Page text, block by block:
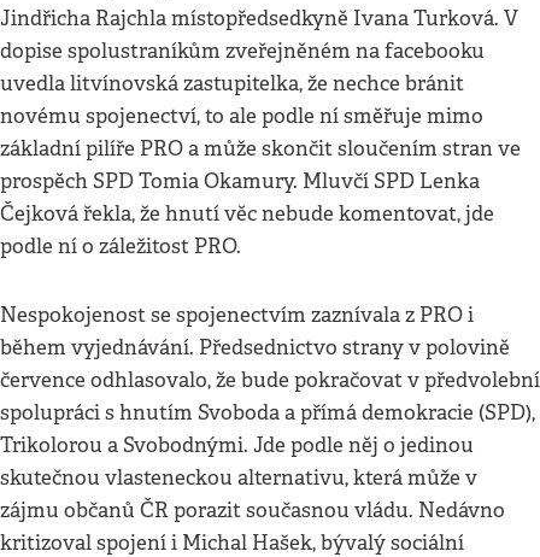
Jindřicha Rajchla místopředsedkyně Ivana Turková. V
dopise spolustraníkům zveřejněném na facebooku
uvedla litvínovská zastupitelka, že nechce bránit
novému spojenectví, to ale podle ní směřuje mimo
základní pilíře PRO a může skončit sloučením stran ve
prospěch SPD Tomia Okamury. Mluvčí SPD Lenka
Čejková řekla, že hnutí věc nebude komentovat, jde
podle ní o záležitost PRO.
Nespokojenost se spojenectvím zaznívala z PRO i
během vyjednávání. Předsednictvo strany v polovině
července odhlasovalo, že bude pokračovat v předvolební
spolupráci s hnutím Svoboda a přímá demokracie (SPD),
Trikolorou a Svobodnými. Jde podle něj o jedinou
skutečnou vlasteneckou alternativu, která může v
zájmu občanů ČR porazit současnou vládu. Nedávno
kritizoval spojení i Michal Hašek, bývalý sociální